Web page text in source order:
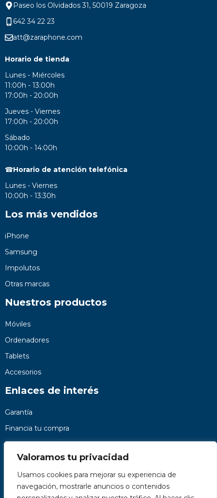
Valoramos tu privacidad
Usamos cookies para mejorar su experiencia de
navegación, mostrarle anuncios o contenidos
Paseo los Olvidados 31, 50019 Zaragoza
642 34 22 23
att@zaraphone.com
Horario de tienda
Lunes - Miércoles
11:00h - 13:00h
17:00h - 20:00h
Jueves - Viernes
17:00h - 20:00h
Sábado
10:00h - 14:00h
☎Horario de atención telefónica
Lunes - Viernes
10:00h - 13:30h
Los más vendidos
iPhone
Samsung
Impolutos
Otras marcas
Nuestros productos
Móviles
Ordenadores
Tablets
Accesorios
Enlaces de interés
Garantía
Financia tu compra
Preguntas frecuentes
Nosotros
Contacto
Páginas legales